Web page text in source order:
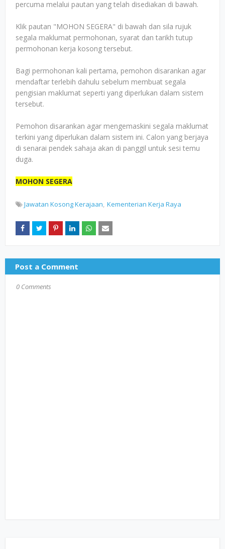
percuma melalui pautan yang telah disediakan di bawah.
Klik pautan "MOHON SEGERA" di bawah dan sila rujuk
segala maklumat permohonan, syarat dan tarikh tutup
permohonan kerja kosong tersebut.
Bagi permohonan kali pertama, pemohon disarankan agar
mendaftar terlebih dahulu sebelum membuat segala
pengisian maklumat seperti yang diperlukan dalam sistem
tersebut.
Pemohon disarankan agar mengemaskini segala maklumat
terkini yang diperlukan dalam sistem ini. Calon yang berjaya
di senarai pendek sahaja akan di panggil untuk sesi temu
duga.
MOHON SEGERA
Jawatan Kosong Kerajaan Kementerian Kerja Raya
Post a Comment
0 Comments